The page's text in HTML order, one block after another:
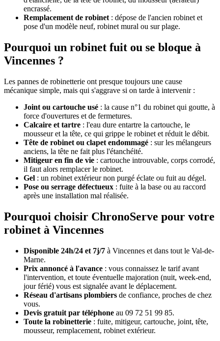
encrassé.
Remplacement de robinet : dépose de l'ancien robinet et
pose d'un modèle neuf, robinet mural ou sur plage.
Pourquoi un robinet fuit ou se bloque à
Vincennes ?
Les pannes de robinetterie ont presque toujours une cause
mécanique simple, mais qui s'aggrave si on tarde à intervenir :
Joint ou cartouche usé : la cause n°1 du robinet qui goutte, à
force d'ouvertures et de fermetures.
Calcaire et tartre : l'eau dure entartre la cartouche, le
mousseur et la tête, ce qui grippe le robinet et réduit le débit.
Tête de robinet ou clapet endommagé : sur les mélangeurs
anciens, la tête ne fait plus l'étanchéité.
Mitigeur en fin de vie : cartouche introuvable, corps corrodé,
il faut alors remplacer le robinet.
Gel : un robinet extérieur non purgé éclate ou fuit au dégel.
Pose ou serrage défectueux : fuite à la base ou au raccord
après une installation mal réalisée.
Pourquoi choisir ChronoServe pour votre
robinet à Vincennes
Disponible 24h/24 et 7j/7 à Vincennes et dans tout le Val-de-
Marne.
Prix annoncé à l'avance : vous connaissez le tarif avant
l'intervention, et toute éventuelle majoration (nuit, week-end,
jour férié) vous est signalée avant le déplacement.
Réseau d'artisans plombiers de confiance, proches de chez
vous.
Devis gratuit par téléphone au 09 72 51 99 85.
Toute la robinetterie : fuite, mitigeur, cartouche, joint, tête,
mousseur, remplacement, robinet extérieur.